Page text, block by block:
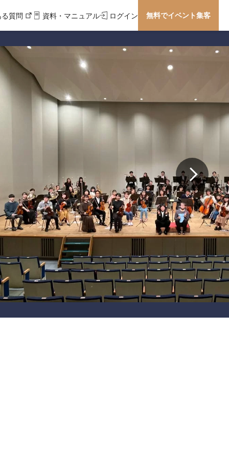
る質問 資料・マニュアル ログイン 無料でイベント集客